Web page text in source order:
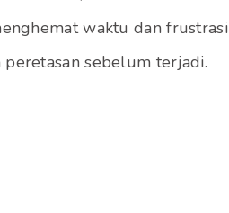
waktu dan frustrasi
sebelum terjadi.